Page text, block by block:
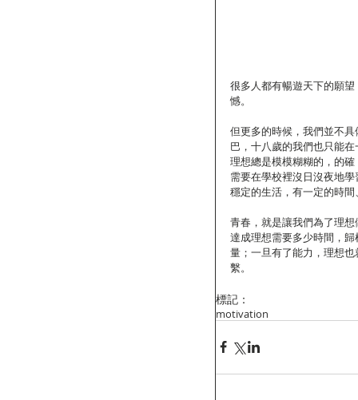
很多人都有暢遊天下的願
憾。
但更多的時候，我們並不
巴，十八歲的我們也只能
理想總是模模糊糊的，的
需要在學校裡沒日沒夜地
穩定的生活，有一定的時間
青春，就是讓我們為了理
達成理想需要多少時間，
量；一旦有了能力，理想
繫。
標記：
motivation